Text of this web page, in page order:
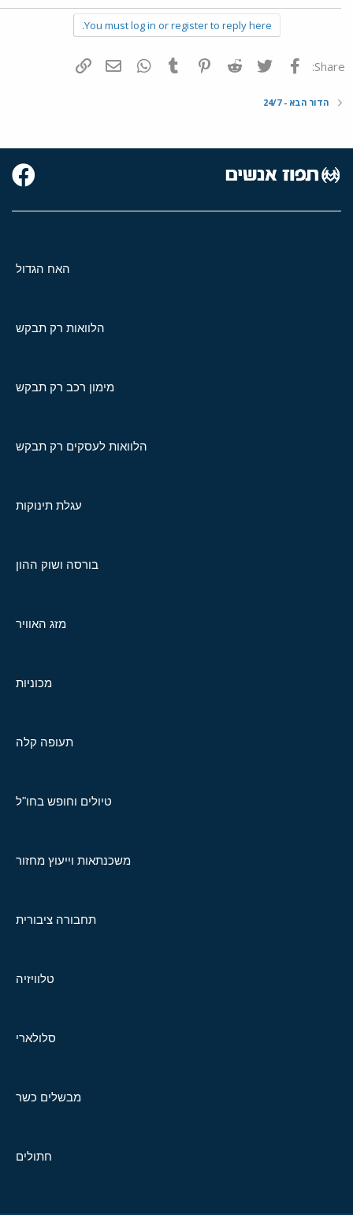
You must log in or register to reply here.
Share: פייסבוק Twitter
Reddit
Pinterest
Tumblr
WhatsAppדואר אלקטרוני
הדור הבא - 24/7
האח הגדול
הלוואות רק תבקש
מימון רכב רק תבקש
הלוואות לעסקים רק תבקש
עגלת תינוקות
בורסה ושוק ההון
מזג האוויר
מכוניות
תעופה קלה
טיולים וחופש בחו"ל
משכנתאות וייעוץ מחזור
תחבורה ציבורית
טלוויזיה
סלולארי
מבשלים כשר
חתולים